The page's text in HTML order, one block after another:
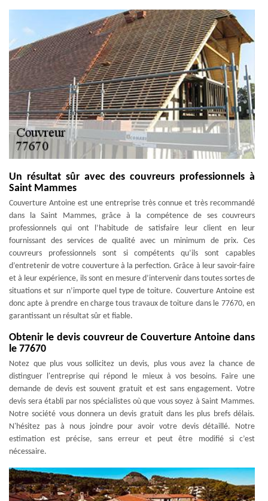
Un résultat sûr avec des couvreurs professionnels à
Saint Mammes
Couverture Antoine est une entreprise très connue et très recommandé
dans la Saint Mammes, grâce à la compétence de ses couvreurs
professionnels qui ont l’habitude de satisfaire leur client en leur
fournissant des services de qualité avec un minimum de prix. Ces
couvreurs professionnels sont si compétents qu’ils sont capables
d’entretenir de votre couverture à la perfection. Grâce à leur savoir-faire
et à leur expérience, ils sont en mesure d’intervenir dans toutes sortes de
situations et sur n’importe quel type de toiture. Couverture Antoine est
donc apte à prendre en charge tous travaux de toiture dans le 77670, en
garantissant un résultat sûr et fiable.
Obtenir le devis couvreur de Couverture Antoine dans
le 77670
Notez que plus vous sollicitez un devis, plus vous avez la chance de
distinguer l'entreprise qui répond le mieux à vos besoins. Faire une
demande de devis est souvent gratuit et est sans engagement. Votre
devis sera établi par nos spécialistes où que vous soyez à Saint Mammes.
Notre société vous donnera un devis gratuit dans les plus brefs délais.
N'hésitez pas à nous joindre pour avoir votre devis détaillé. Notre
estimation est précise, sans erreur et peut être modifié si c’est
nécessaire.